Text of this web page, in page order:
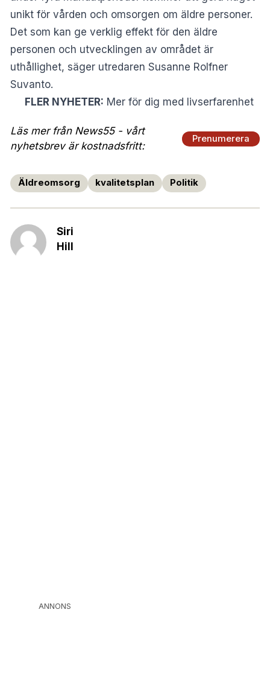
unikt för vården och omsorgen om äldre personer.
Det som kan ge verklig effekt för den äldre
personen och utvecklingen av området är
uthållighet, säger utredaren Susanne Rolfner
Suvanto.
FLER NYHETER: Mer för dig med livserfarenhet
Läs mer från News55 - vårt
nyhetsbrev är kostnadsfritt:
Prenumerera
Äldreomsorg kvalitetsplan Politik
Siri
Hill
ANNONS